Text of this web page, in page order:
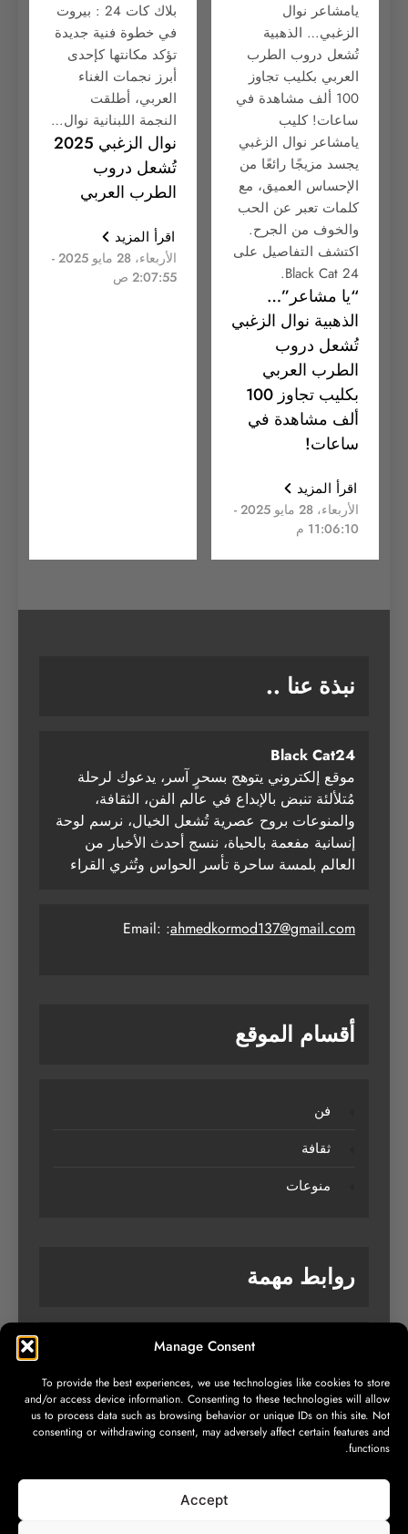
Manage Consent
To provide the best experiences, we use technologies like cookies to store
and/or access device information. Consenting to these technologies will allow
us to process data such as browsing behavior or unique IDs on this site. Not
consenting or withdrawing consent, may adversely affect certain features and
functions.
Accept
يامشاعر نوال
الزغبي… الذهبية
تُشعل دروب الطرب
العربي بكليب تجاوز
100 ألف مشاهدة في
ساعات! كليب
يامشاعر نوال الزغبي
يجسد مزيجًا رائعًا من
الإحساس العميق، مع
كلمات تعبر عن الحب
والخوف من الجرح.
اكتشف التفاصيل على
Black Cat 24.
“يا مشاعر”…
الذهبية نوال الزغبي
تُشعل دروب
الطرب العربي
بكليب تجاوز 100
ألف مشاهدة في
ساعات!
اقرأ المزيد
الأربعاء، 28 مايو 2025 -
11:06:10 م
بلاك كات 24 : بيروت
في خطوة فنية جديدة
تؤكد مكانتها كإحدى
أبرز نجمات الغناء
العربي، أطلقت
النجمة اللبنانية نوال…
نوال الزغبي 2025
تُشعل دروب
الطرب العربي
اقرأ المزيد
الأربعاء، 28 مايو 2025 -
2:07:55 ص
نبذة عنا ..
Black Cat24
موقع إلكتروني يتوهج بسحرٍ آسر، يدعوك لرحلة
مُتلألئة تنبض بالإبداع في عالم الفن، الثقافة،
والمنوعات بروح عصرية تُشعل الخيال، نرسم لوحة
إنسانية مفعمة بالحياة، ننسج أحدث الأخبار من
العالم بلمسة ساحرة تأسر الحواس وتُثري القراء
Email: :ahmedkormod137@gmail.com
أقسام الموقع
فن
ثقافة
منوعات
روابط مهمة
تواصل معنا
سياسة الخصوصية